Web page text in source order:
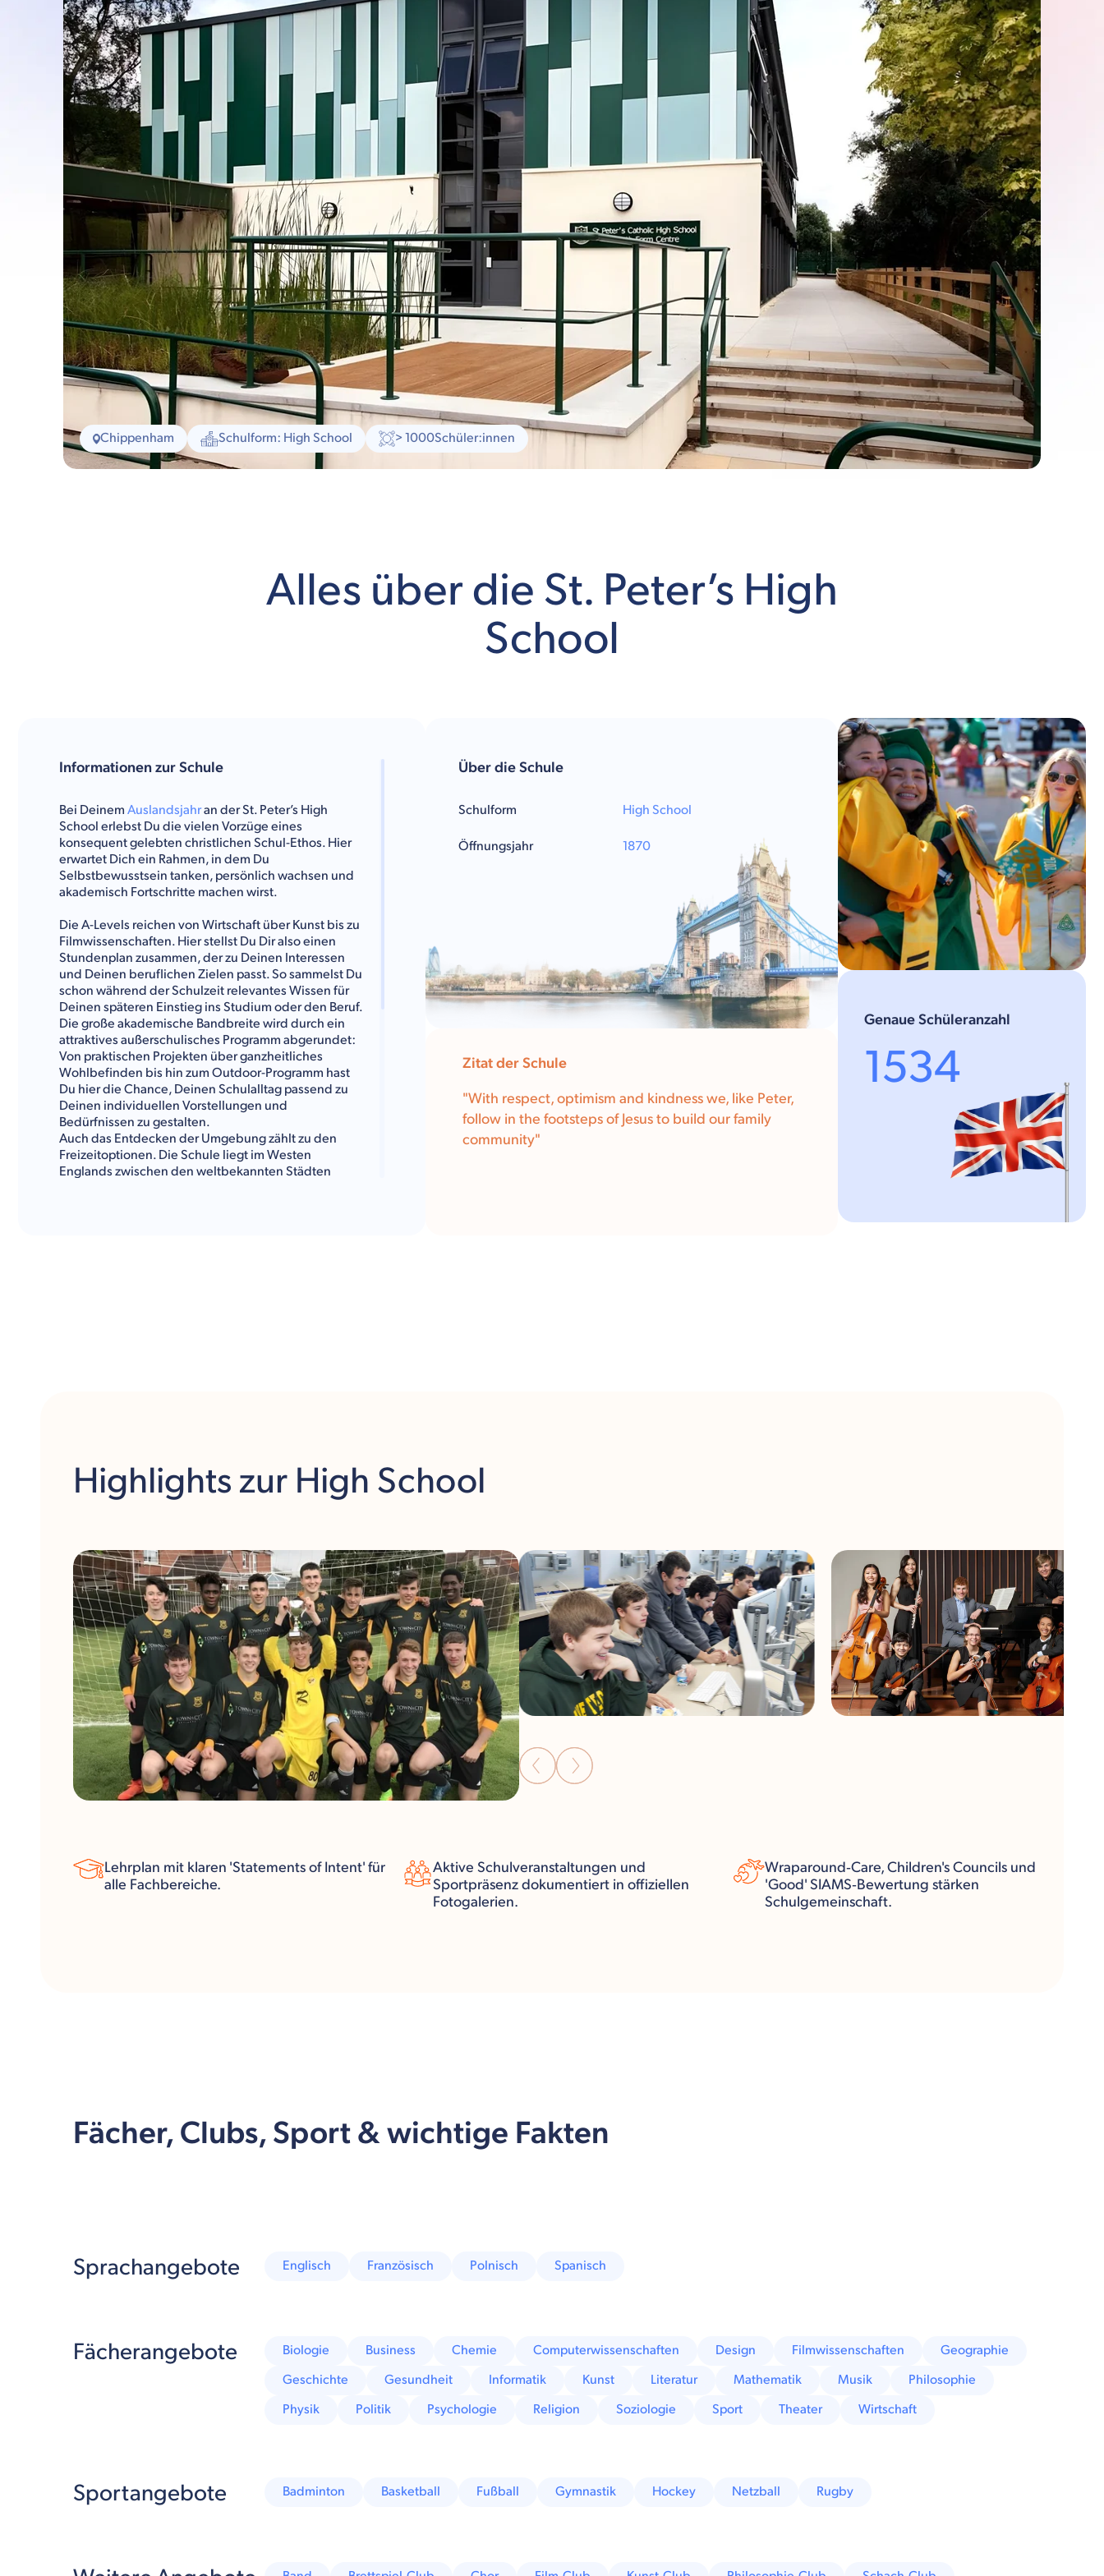
Chippenham Schulform: High School > 1000Schüler:innen
Alles über die St. Peter’s High
School
Informationen zur Schule
Bei Deinem Auslandsjahran der St. Peter’s High
School erlebst Du die vielen Vorzüge eines
konsequent gelebten christlichen Schul-Ethos. Hier
erwartet Dich ein Rahmen, in dem Du
Selbstbewusstsein tanken, persönlich wachsen und
akademisch Fortschritte machen wirst.
Die A-Levels reichen von Wirtschaft über Kunst bis zu
Filmwissenschaften. Hier stellst Du Dir also einen
Stundenplan zusammen, der zu Deinen Interessen
und Deinen beruflichen Zielen passt. So sammelst Du
schon während der Schulzeit relevantes Wissen für
Deinen späteren Einstieg ins Studium oder den Beruf.
Die große akademische Bandbreite wird durch ein
attraktives außerschulisches Programm abgerundet:
Von praktischen Projekten über ganzheitliches
Wohlbefinden bis hin zum Outdoor-Programm hast
Du hier die Chance, Deinen Schulalltag passend zu
Deinen individuellen Vorstellungen und
Bedürfnissen zu gestalten.
Auch das Entdecken der Umgebung zählt zu den
Freizeitoptionen. Die Schule liegt im Westen
Englands zwischen den weltbekannten Städten
Über die Schule
Schulform
Öffnungsjahr
High School
1870
Zitat der Schule
"With respect, optimism and kindness we, like Peter,
follow in the footsteps of Jesus to build our family
community"
Genaue Schüleranzahl
1534
Highlights zur High School
Lehrplan mit klaren 'Statements of Intent' für
alle Fachbereiche.
Aktive Schulveranstaltungen und
Sportpräsenz dokumentiert in offiziellen
Fotogalerien.
Wraparound‑Care, Children's Councils und
'Good' SIAMS‑Bewertung stärken
Schulgemeinschaft.
Fächer, Clubs, Sport & wichtige Fakten
Sprachangebote Englisch Französisch Polnisch Spanisch
Fächerangebote Biologie Business Chemie Computerwissenschaften Design Filmwissenschaften
Geographie
Geschichte
Gesundheit Informatik Kunst Literatur Mathematik Musik
Philosophie
Physik
Politik Psychologie Religion Soziologie Sport Theater Wirtschaft
Sportangebote Badminton Basketball Fußball Gymnastik Hockey Netzball Rugby